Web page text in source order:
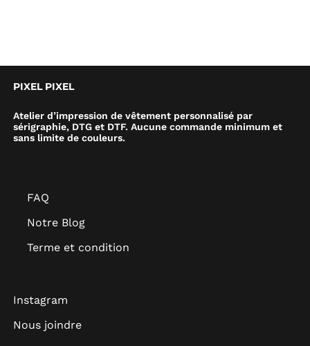
PIXEL PIXEL
Atelier d’impression de vêtement personnalisé par
sérigraphie, DTG et DTF. Aucune commande minimum et
sans limite de couleurs.
FAQ
Notre Blog
Terme et condition
Instagram
Nous joindre